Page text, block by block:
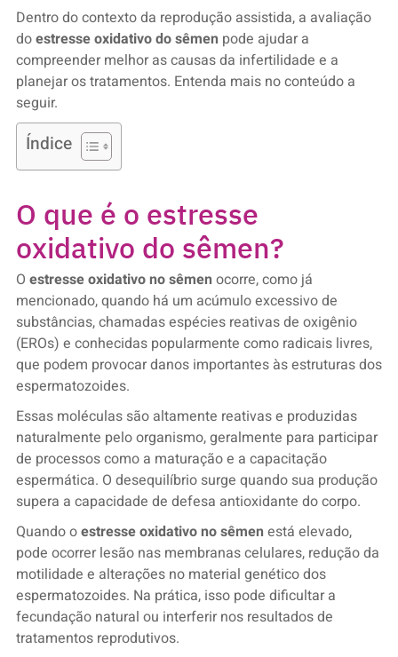
Dentro do contexto da reprodução assistida, a avaliação
doestresse oxidativo do sêmen pode ajudar a
compreender melhor as causas da infertilidade e a
planejar os tratamentos. Entenda mais no conteúdo a
seguir.
Índice
O que é o estresse
oxidativo do sêmen?
O estresse oxidativo no sêmen ocorre, como já
mencionado, quando há um acúmulo excessivo de
substâncias, chamadas espécies reativas de oxigênio
(EROs) e conhecidas popularmente como radicais livres,
que podem provocar danos importantes às estruturas dos
espermatozoides.
Essas moléculas são altamente reativas e produzidas
naturalmente pelo organismo, geralmente para participar
de processos como a maturação e a capacitação
espermática. O desequilíbrio surge quando sua produção
supera a capacidade de defesa antioxidante do corpo.
Quando oestresse oxidativo no sêmen está elevado,
pode ocorrer lesão nas membranas celulares, redução da
motilidade e alterações no material genético dos
espermatozoides. Na prática, isso pode dificultar a
fecundação natural ou interferir nos resultados de
tratamentos reprodutivos.